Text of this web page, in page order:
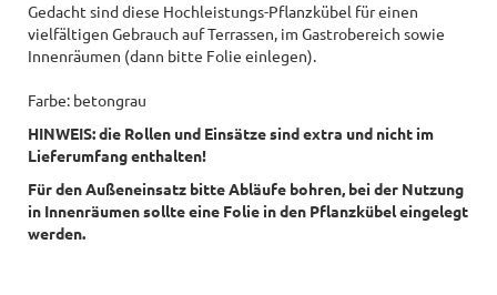
Gedacht sind diese Hochleistungs-Pflanzkübel für einen
vielfältigen Gebrauch auf Terrassen, im Gastrobereich sowie
Innenräumen (dann bitte Folie einlegen).
Farbe: betongrau
HINWEIS: die Rollen und Einsätze sind extra und nicht im
Lieferumfang enthalten!
Für den Außeneinsatz bitte Abläufe bohren, bei der Nutzung
in Innenräumen sollte eine Folie in den Pflanzkübel eingelegt
werden.